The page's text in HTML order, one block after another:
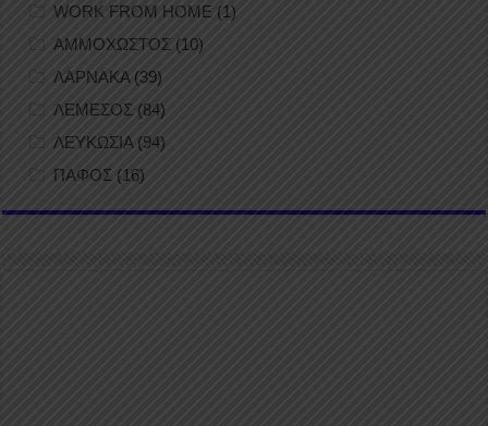
WORK FROM HOME (1)
ΑΜΜΟΧΩΣΤΟΣ (10)
ΛΑΡΝΑΚΑ(39)
ΛΕΜΕΣΟΣ (84)
ΛΕΥΚΩΣΙΑ(94)
ΠΑΦΟΣ (16)